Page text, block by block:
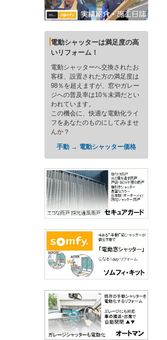
電動シャッターは満足度の高
いリフォーム！
電動シャッターへ交換されたお
客様、設置された方の満足度は
98％を超えますが、窓やガレー
ジへの普及率は10％未満だとい
われています。
この機会に、快適な電動化ライ
フをあなたのものにしてみませ
んか？
手動 → 電動シャッター価格